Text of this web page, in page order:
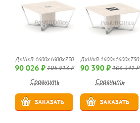
ДхШхВ 1600х1600х750
90 026 ₽105 913 ₽
Сравнить
ЗАКАЗАТЬ
ДхШхВ 1600х1600х750
90 390 ₽106 341 ₽
Сравнить
ЗАКАЗАТЬ